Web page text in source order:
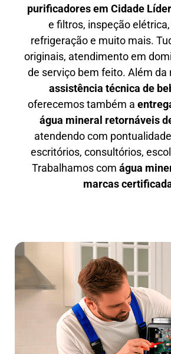
purificadores em Cidade Líder
e filtros, inspeção
refrigeração e muito mais.
originais, atendimento em
de serviço bem feito. Além da
assistência técnica de
oferecemos também a
água mineral retornáveis
atendendo com
escritórios, consultórios,
Trabalhamos com água
marcas